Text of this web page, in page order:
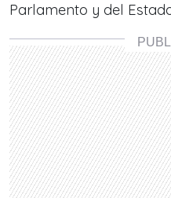
Parlamento y del